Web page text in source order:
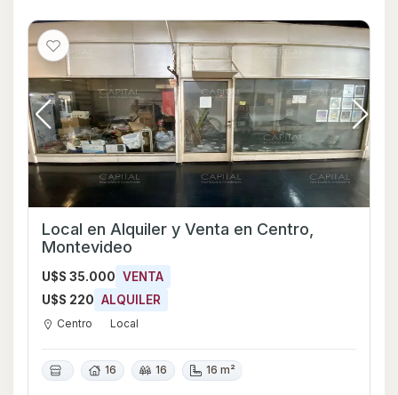
Local en Alquiler y Venta en Centro,
Montevideo
U$S 35.000 VENTA
U$S 220 ALQUILER
Centro Local
16 16 16 m²